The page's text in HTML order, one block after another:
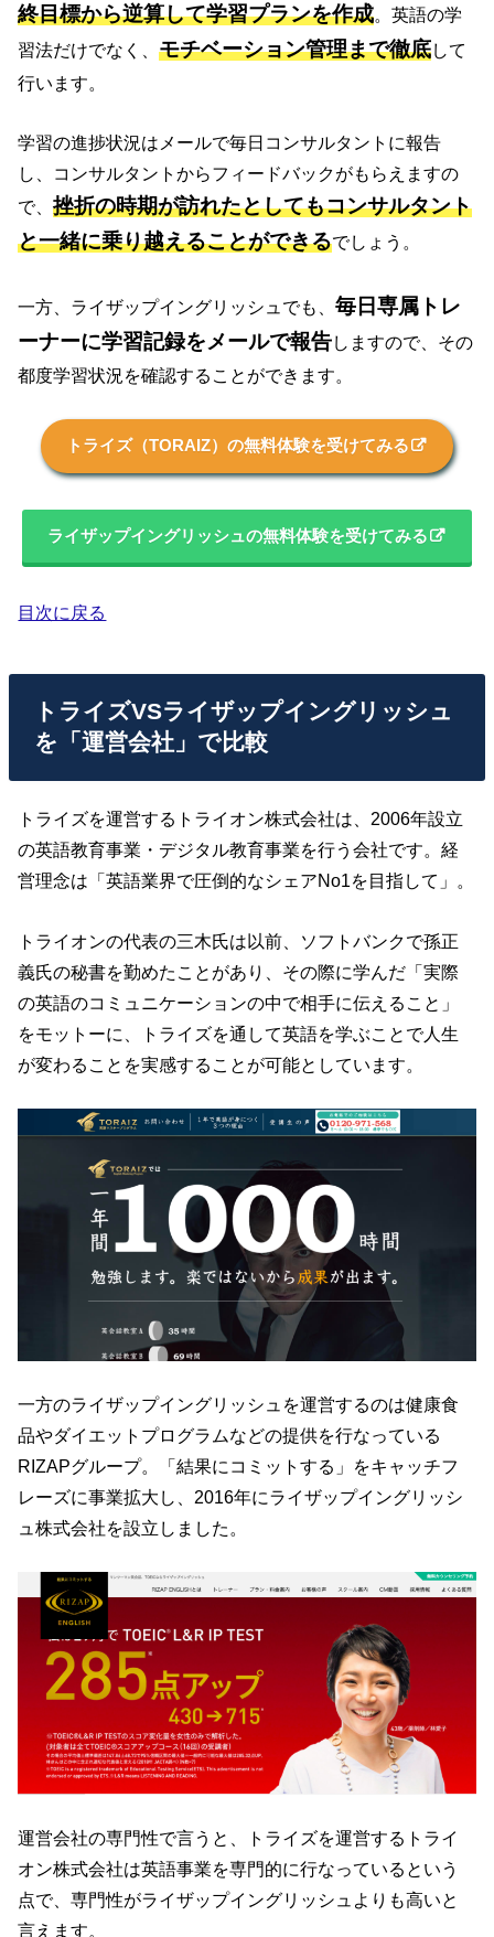
終目標から逆算して学習プランを作成。英語の学
習法だけでなく、モチベーション管理まで徹底して
行います。
学習の進捗状況はメールで毎日コンサルタントに報告
し、コンサルタントからフィードバックがもらえますの
で、挫折の時期が訪れたとしてもコンサルタント
と一緒に乗り越えることができるでしょう。
一方、ライザップイングリッシュでも、毎日専属トレ
ーナーに学習記録をメールで報告しますので、その
都度学習状況を確認することができます。
トライズ（TORAIZ）の無料体験を受けてみる
ライザップイングリッシュの無料体験を受けてみる
目次に戻る
トライズVSライザップイングリッシュ
を「運営会社」で比較
トライズを運営するトライオン株式会社は、2006年設立
の英語教育事業・デジタル教育事業を行う会社です。経
営理念は「英語業界で圧倒的なシェアNo1を目指して」。
トライオンの代表の三木氏は以前、ソフトバンクで孫正
義氏の秘書を勤めたことがあり、その際に学んだ「実際
の英語のコミュニケーションの中で相手に伝えること」
をモットーに、トライズを通して英語を学ぶことで人生
が変わることを実感することが可能としています。
一方のライザップイングリッシュを運営するのは健康食
品やダイエットプログラムなどの提供を行なっている
RIZAPグループ。「結果にコミットする」をキャッチフ
レーズに事業拡大し、2016年にライザップイングリッシ
ュ株式会社を設立しました。
運営会社の専門性で言うと、トライズを運営するトライ
オン株式会社は英語事業を専門的に行なっているという
点で、専門性がライザップイングリッシュよりも高いと
言えます。